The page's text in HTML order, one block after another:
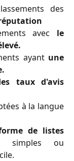
des
avec le
ayantune
taux d'avis
à la langue
de listes
simples ou